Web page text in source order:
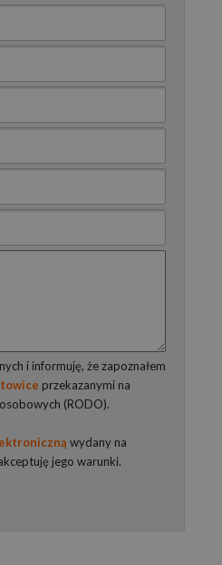
i informuję, że zapoznałem
przekazanymi na
(RODO).
wydany na
jego warunki.